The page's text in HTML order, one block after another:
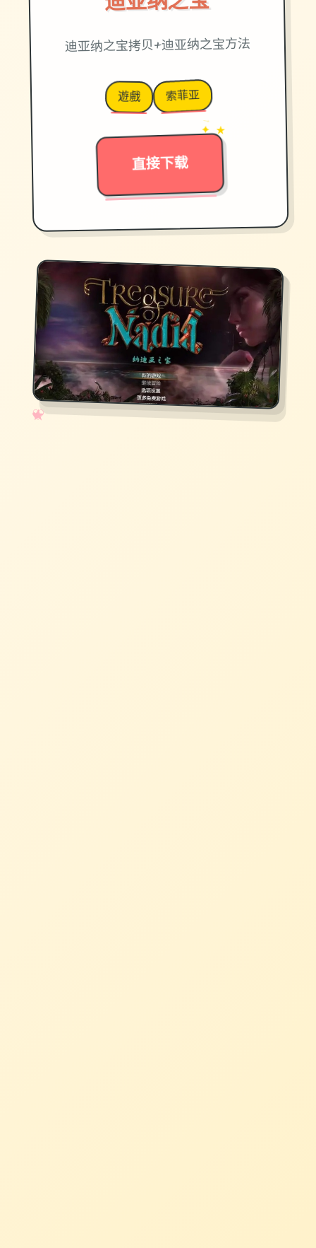
迪亚纳之宝拷贝+迪亚纳之宝方法
遊戲 索菲亚
直接下载
→
✦ ★
✧
♡
★
♥